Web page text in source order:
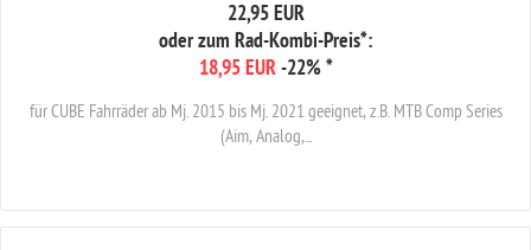
22,95 EUR
oder zum Rad-Kombi-Preis*:
18,95 EUR -22%*
für CUBE Fahrräder ab Mj. 2015 bis Mj. 2021 geeignet, z.B. MTB Comp Series
(Aim, Analog,...